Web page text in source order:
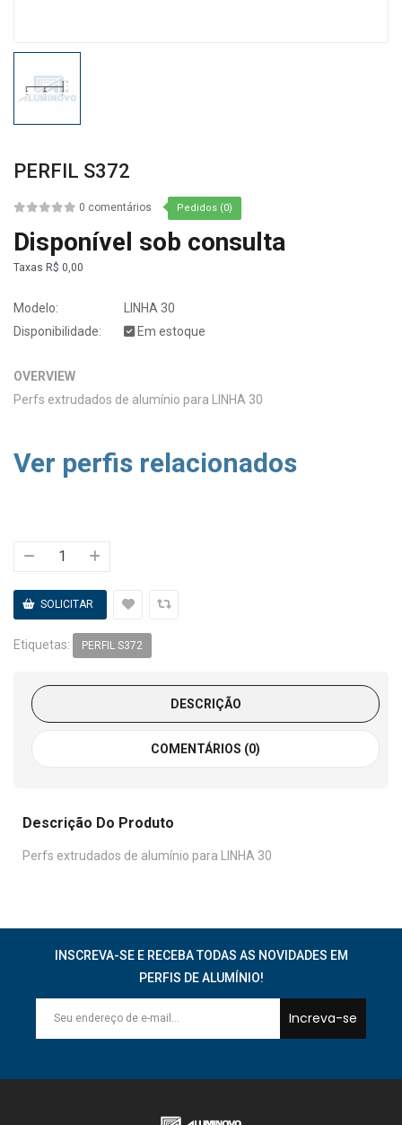
PERFIL S372
0 comentários Pedidos (0)
Disponível sob consulta
Taxas R$ 0,00
Modelo:
LINHA 30
Disponibilidade:
Em estoque
OVERVIEW
Perfs extrudados de alumínio para LINHA 30
Ver perfis relacionados
Etiquetas: PERFIL S372
DESCRIÇÃO
COMENTÁRIOS (0)
Descrição Do Produto
Perfs extrudados de alumínio para LINHA 30
INSCREVA-SE E RECEBA TODAS AS NOVIDADES EM
PERFIS DE ALUMÍNIO!
Increva-se